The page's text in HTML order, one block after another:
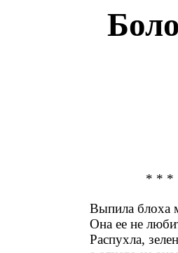
* * *
Выпила блоха
Она ее не
Распухла,